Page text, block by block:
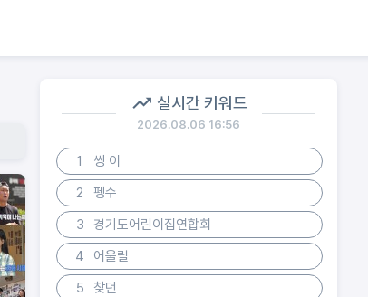
실시간 키워드
2026.08.06 16:56
1
씽 이
2
펭수
3
경기도어린이집연합회
4
어울릴
5
찾던